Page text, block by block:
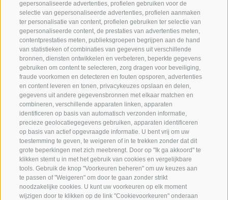
gepersonaliseerde advertenties, profielen gebruiken voor de
selectie van gepersonaliseerde advertenties, profielen aanmaken
ter personalisatie van content, profielen gebruiken ter selectie van
gepersonaliseerde content, de prestaties van advertenties meten,
contentprestaties meten, publieksgroepen begrijpen aan de hand
van statistieken of combinaties van gegevens uit verschillende
bronnen, diensten ontwikkelen en verbeteren, beperkte gegevens
gebruiken om content te selecteren, zorg dragen voor beveiliging,
fraude voorkomen en detecteren en fouten opsporen, advertenties
en content leveren en tonen, privacykeuzes opslaan en delen,
gegevens uit andere gegevensbronnen met elkaar matchen en
combineren, verschillende apparaten linken, apparaten
identificeren op basis van automatisch verzonden informatie,
precieze geolocatiegegevens gebruiken, apparaten identificeren
op basis van actief opgevraagde informatie. U bent vrij om uw
toestemming te geven, te weigeren of in te trekken zonder dat dit
grote beperkingen met zich meebrengt. Door op "Ik ga akkoord" te
klikken stemt u in met het gebruik van cookies en vergelijkbare
tools. Gebruik de knop "Voorkeuren beheren" om uw keuzes aan
te passen of "Weigeren" om door te gaan zonder strikt
noodzakelijke cookies. U kunt uw voorkeuren op elk moment
wijzigen door te klikken op de link "Cookievoorkeuren" onderaan
360° VIEW
FOTO & VIDEO
EVENEMENTEN
het dal af. Het is de op een na grootste alpenweide
van Zuid-Tirol. Alpenweiden, heidevelden, meren en
glooiende bergtoppen reiken tot 2.500 meter en
openen een uitgestrekt wandelgebied met vele
gezelligeberghuttenvoor het hele gezin, die het
hele jaar door geopend zijn.
In het noorden bakenen de Alpe di Latzfons en zie
Radlsee met de gelijknamige berghut onze
belevenisrijke regioaf. Aan de andere kant van de
vallei, boven het dorp Laion/Lajen, rijzen de eerste
Dolomietenmassievenop en beloven gedurfde
wandelervaringen voor iedereen die nog hogerop
wil.